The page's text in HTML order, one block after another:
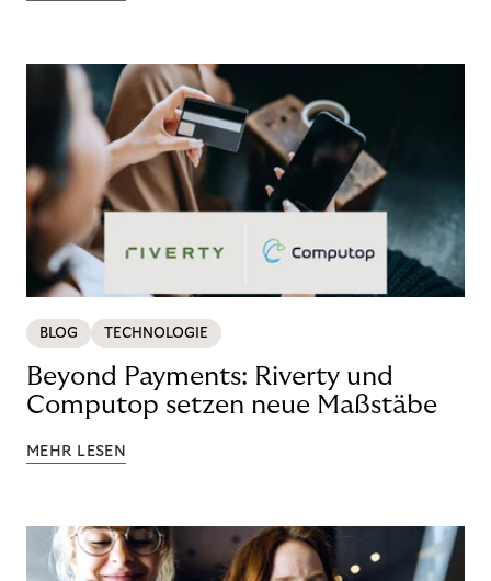
BLOG TECHNOLOGIE
Beyond Payments: Riverty und
Computop setzen neue Maßstäbe
MEHR LESEN